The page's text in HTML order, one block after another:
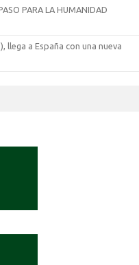
PARA LA HUMANIDAD
llega a España con una nueva